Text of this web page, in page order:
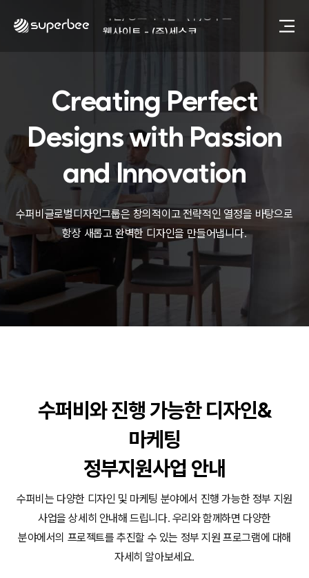
웹사이트 - (주)세스코
동영상, 카탈로그 - 피자마루
웹사이트 - 백조씽크
사진, 광고디자인 - 중외제약
패키지, 디자인 - 고려은단
동영상 - (주)듀오백
동영상 - ㈜고피자
동영상 - 모모스커피㈜
동영상 - 삼양홀딩스
동영상 - 킷캣
사진, 광고디자인 - (주)화요
사진, 광고디자인 - (주)광주요
제품디자인 - 삼성전자㈜
동영상, CI - 카피어랜드㈜
동영상, 홈페이지 - (주)분독
동영상 - (주)듀오백
동영상 - 모모스커피㈜
동영상 - 삼양홀딩스
동영상 - 킷캣
Creating Perfect
Designs with Passion
and Innovation
수퍼비글로벌디자인그룹은 창의적이고 전략적인 열정을 바탕으로
항상 새롭고 완벽한 디자인을 만들어냅니다.
수퍼비와 진행 가능한 디자인&
마케팅
정부지원사업 안내
수퍼비는 다양한 디자인 및 마케팅 분야에서 진행 가능한 정부 지원
사업을 상세히 안내해 드립니다. 우리와 함께하면 다양한
분야에서의 프로젝트를 추진할 수 있는 정부 지원 프로그램에 대해
자세히 알아보세요.